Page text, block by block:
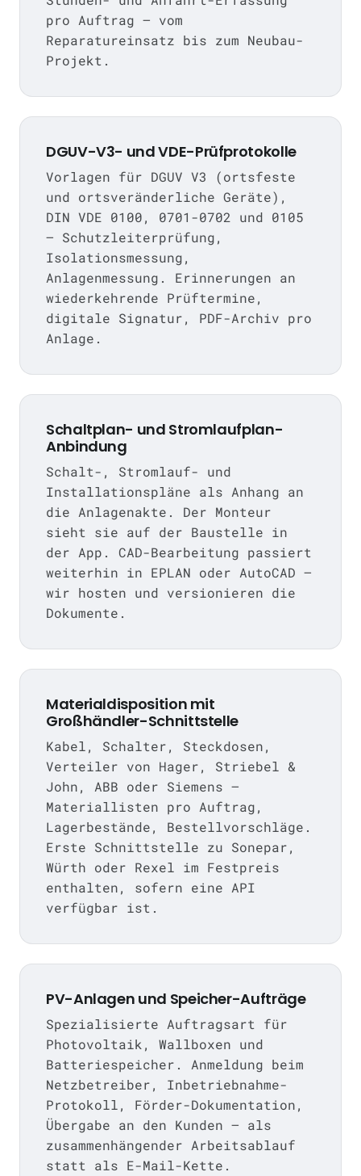
pro Auftrag — vom
Reparatureinsatz bis zum Neubau-
Projekt.
DGUV-V3- und VDE-Prüfprotokolle
Vorlagen für DGUV V3 (ortsfeste
und ortsveränderliche Geräte),
DIN VDE 0100, 0701-0702 und 0105
— Schutzleiterprüfung,
Isolationsmessung,
Anlagenmessung. Erinnerungen an
wiederkehrende Prüftermine,
digitale Signatur, PDF-Archiv pro
Anlage.
Schaltplan- und Stromlaufplan-
Anbindung
Schalt-, Stromlauf- und
Installationspläne als Anhang an
die Anlagenakte. Der Monteur
sieht sie auf der Baustelle in
der App. CAD-Bearbeitung passiert
weiterhin in EPLAN oder AutoCAD —
wir hosten und versionieren die
Dokumente.
Materialdisposition mit
Großhändler-Schnittstelle
Kabel, Schalter, Steckdosen,
Verteiler von Hager, Striebel &
John, ABB oder Siemens —
Materiallisten pro Auftrag,
Lagerbestände, Bestellvorschläge.
Erste Schnittstelle zu Sonepar,
Würth oder Rexel im Festpreis
enthalten, sofern eine API
verfügbar ist.
PV-Anlagen und Speicher-Aufträge
Spezialisierte Auftragsart für
Photovoltaik, Wallboxen und
Batteriespeicher. Anmeldung beim
Netzbetreiber, Inbetriebnahme-
Protokoll, Förder-Dokumentation,
Übergabe an den Kunden — als
zusammenhängender Arbeitsablauf
statt als E-Mail-Kette.